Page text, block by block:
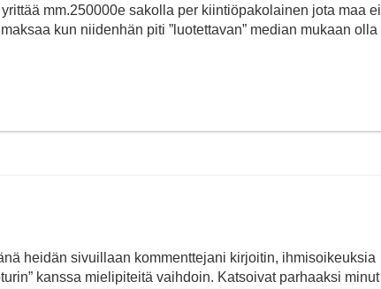
mm.250000e sakolla per kiintiöpakolainen jota maa ei
kun niidenhän piti ”luotettavan” median mukaan olla
heidän sivuillaan kommenttejani kirjoitin, ihmisoikeuksia
kanssa mielipiteitä vaihdoin. Katsoivat parhaaksi minut